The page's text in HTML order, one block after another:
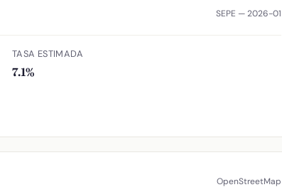
SEPE — 2026-01
TASA ESTIMADA
7.1%
OpenStreetMap